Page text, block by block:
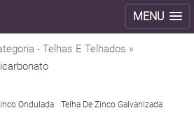
MENU
- Telhas E Telhados »
Ondulada
Telha De Zinco Galvanizada